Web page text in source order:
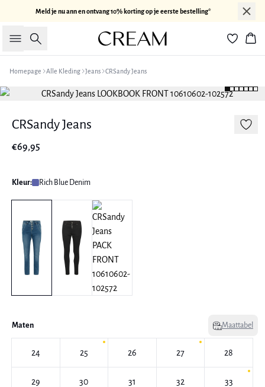
Meld je nu ann en ontvang 10% korting op je eerste bestelling*
Zoeken
Homepage Alle Kleding Jeans CRSandy Jeans
CRSandy Jeans
€69,95
Kleur: Rich Blue Denim
Maten Maattabel
24 25 26 27 28
29 30 31 32 33